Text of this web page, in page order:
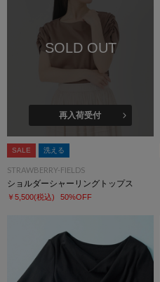
SOLD OUT
再入荷受付
SALE 洗える
STRAWBERRY-FIELDS
ショルダーシャーリングトップス
￥5,500(税込) 50%OFF